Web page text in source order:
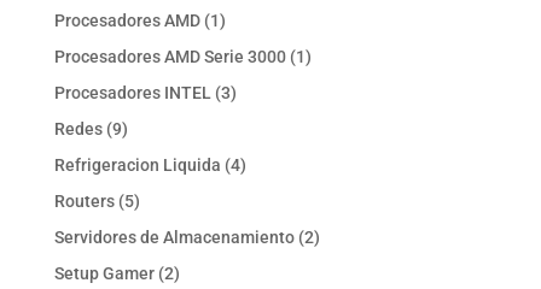
productos
Procesadores AMD 11
producto
Procesadores AMD Serie 3000 11
Procesadores INTEL 33
Redes 99
productos
Refrigeracion Liquida 44
Routers 55
productos
Servidores de Almacenamiento 22
Setup Gamer 22